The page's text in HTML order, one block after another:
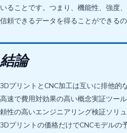
いることです。つまり、機能性、強度
信頼できるデータを得ることができるの
結論
3DプリントとCNC加工は互いに排他的
高速で費用対効果の高い概念実証ツー
頼性の高いエンジニアリング検証ソリ
3Dプリントの価格だけでCNCモデルの